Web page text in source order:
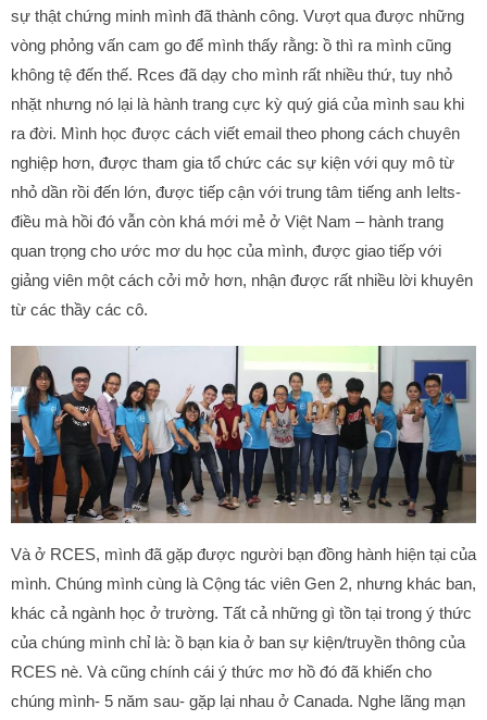
sự thật chứng minh mình đã thành công. Vượt qua được những
vòng phỏng vấn cam go để mình thấy rằng: ồ thì ra mình cũng
không tệ đến thế. Rces đã dạy cho mình rất nhiều thứ, tuy nhỏ
nhặt nhưng nó lại là hành trang cực kỳ quý giá của mình sau khi
ra đời. Mình học được cách viết email theo phong cách chuyên
nghiệp hơn, được tham gia tổ chức các sự kiện với quy mô từ
nhỏ dần rồi đến lớn, được tiếp cận với trung tâm tiếng anh Ielts-
điều mà hồi đó vẫn còn khá mới mẻ ở Việt Nam – hành trang
quan trọng cho ước mơ du học của mình, được giao tiếp với
giảng viên một cách cởi mở hơn, nhận được rất nhiều lời khuyên
từ các thầy các cô.
Và ở RCES, mình đã gặp được người bạn đồng hành hiện tại của
mình. Chúng mình cùng là Cộng tác viên Gen 2, nhưng khác ban,
khác cả ngành học ở trường. Tất cả những gì tồn tại trong ý thức
của chúng mình chỉ là: ồ bạn kia ở ban sự kiện/truyền thông của
RCES nè. Và cũng chính cái ý thức mơ hồ đó đã khiến cho
chúng mình- 5 năm sau- gặp lại nhau ở Canada. Nghe lãng mạn